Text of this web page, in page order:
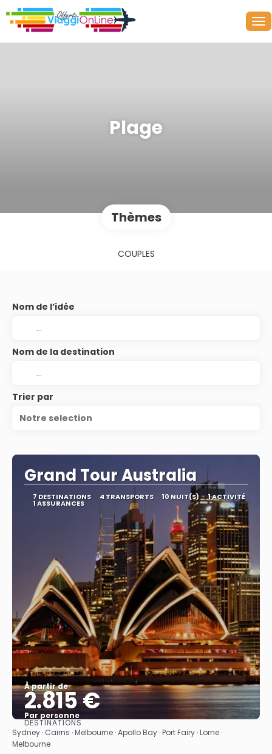
Plage
Thèmes
COUPLES
Nom de l’idée
Nom de la destination
Trier par
Notre selection
Grand Tour Australia
7 DESTINATIONS 4 TRANSPORTS 10 NUIT(S) 1 ACTIVITÉ
1 ASSURANCES
À partir de
2.815 €
Par personne
Afficher
DESTINATIONS
Sydney · Cairns · Melbourne · Apollo Bay · Port Fairy · Lorne ·
Melbourne